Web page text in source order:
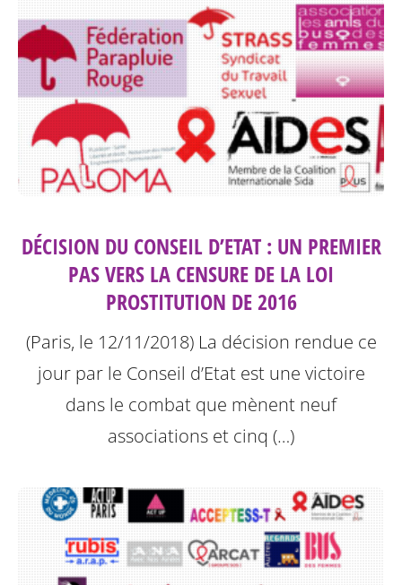
DÉCISION DU CONSEIL D’ETAT : UN PREMIER
PAS VERS LA CENSURE DE LA LOI
PROSTITUTION DE 2016
(Paris, le 12/11/2018) La décision rendue ce
jour par le Conseil d’Etat est une victoire
dans le combat que mènent neuf
associations et cinq (…)